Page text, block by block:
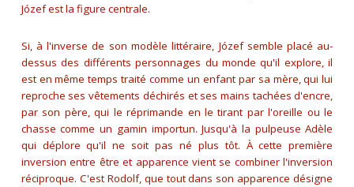
Józef est la figure centrale.
Si, à l'inverse de son modèle littéraire, Józef semble placé au-
dessus des différents personnages du monde qu'il explore, il
est en même temps traité comme un enfant par sa mère, qui lui
reproche ses vêtements déchirés et ses mains tachées d'encre,
par son père, qui le réprimande en le tirant par l'oreille ou le
chasse comme un gamin importun. Jusqu'à la pulpeuse Adèle
qui déplore qu'il ne soit pas né plus tôt. À cette première
inversion entre être et apparence vient se combiner l'inversion
réciproque. C'est Rodolf, que tout dans son apparence désigne